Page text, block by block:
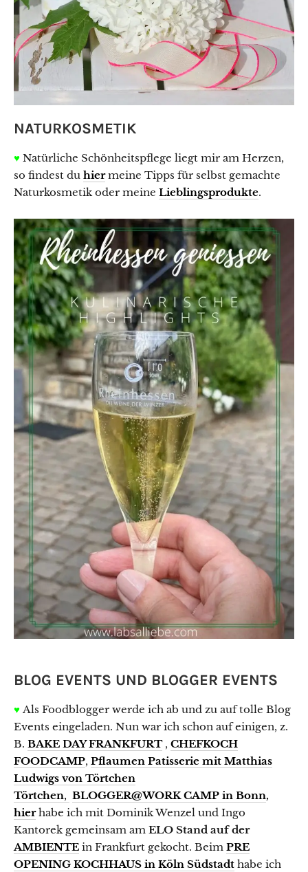
NATURKOSMETIK
♥ Natürliche Schönheitspflege liegt mir am Herzen,
so findest du hiermeine Tipps für selbst gemachte
Naturkosmetik oder meine Lieblingsprodukte.
BLOG EVENTS UND BLOGGER EVENTS
♥ Als Foodblogger werde ich ab und zu auf tolle Blog
Events eingeladen. Nun war ich schon auf einigen, z.
B. BAKE DAY FRANKFURT, CHEFKOCH
FOODCAMP, Pflaumen Patisserie mit Matthias
Ludwigs von Törtchen
Törtchen, BLOGGER@WORK CAMP in Bonn,
hier habe ich mit Dominik Wenzel und Ingo
Kantorek gemeinsam am ELO Stand auf der
AMBIENTE in Frankfurt gekocht. Beim PRE
OPENING KOCHHAUS in Köln Südstadt habe ich
Lust auf eine kleine Portion
Küchenzauber in deinem Postfach?
Mit meinem Newsletter bist du 1–2 Mal pro
Woche ganz nah dran an meinen neuesten
Rezepten, erhältst Tipps für den Alltag in der
Küche, reichlich kulinarische Inspiration und
Infos über Aktionen & Gewinnspiele
Datenschutzerklärung